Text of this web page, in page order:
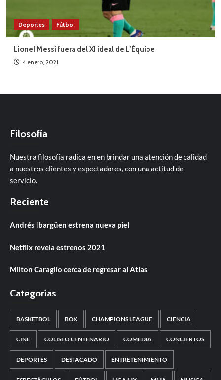
Deportes Fútbol
Lionel Messi fuera del XI ideal de L’Équipe
4 enero, 2021
Filosofía
Nuestra filosofía radica en en brindar una atención de calidad
a nuestros clientes y espectadores, con una actitud de
servicio.
Reciente
Andrés Ibargüen estrena nueva piel
Netflix revela estrenos 2021
Milton Caraglio cerca de regresar al Atlas
Categorías
BASKETBOL BOX CHAMPIONS LEAGUE CIENCIA
CINE COLISEO CENTENARIO COMEDIA CONCIERTOS
DEPORTES DESTACADO ENTRETENIMIENTO